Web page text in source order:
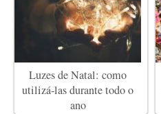
Luzes de Natal: como
utilizá-las durante todo o
ano